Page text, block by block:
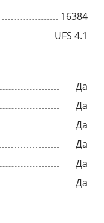
16384
UFS 4.1
Да
Да
Да
Да
Да
Да